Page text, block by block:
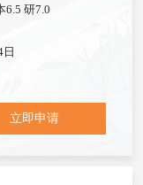
6.5 研7.0
立即申请